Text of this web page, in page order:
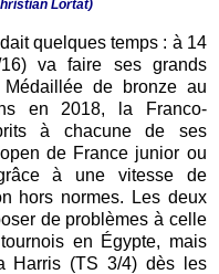
Lortat)
quelques temps : à 14
va faire ses grands
de bronze au
en 2018, la Franco-
à chacune de ses
de France junior ou
à une vitesse de
hors normes. Les deux
de problèmes à celle
en Égypte, mais
Harris (TS 3/4) dès les